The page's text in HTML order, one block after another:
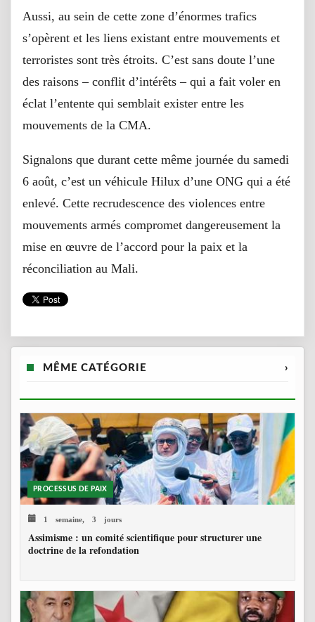
Aussi, au sein de cette zone d’énormes trafics
s’opèrent et les liens existant entre mouvements et
terroristes sont très étroits. C’est sans doute l’une
des raisons – conflit d’intérêts – qui a fait voler en
éclat l’entente qui semblait exister entre les
mouvements de la CMA.
Signalons que durant cette même journée du samedi
6 août, c’est un véhicule Hilux d’une ONG qui a été
enlevé. Cette recrudescence des violences entre
mouvements armés compromet dangereusement la
mise en œuvre de l’accord pour la paix et la
réconciliation au Mali.
MÊME CATÉGORIE ›
PROCESSUS DE PAIX
1 semaine, 3 jours
Assimisme : un comité scientifique pour structurer une
doctrine de la refondation